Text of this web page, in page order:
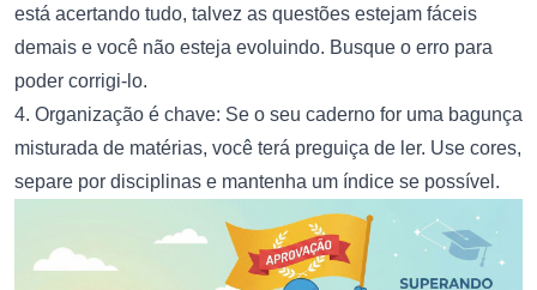
está acertando tudo, talvez as questões estejam fáceis
demais e você não esteja evoluindo. Busque o erro para
poder corrigi-lo.
4. Organização é chave: Se o seu caderno for uma bagunça
misturada de matérias, você terá preguiça de ler. Use cores,
separe por disciplinas e mantenha um índice se possível.